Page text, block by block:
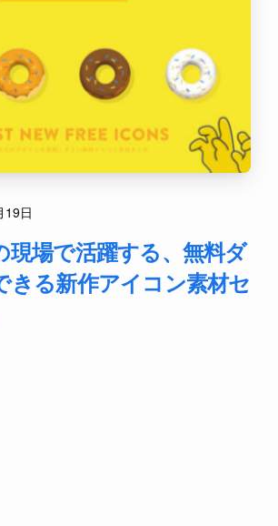
19日
現場で活躍する、無料ダ
きる新作アイコン素材セ